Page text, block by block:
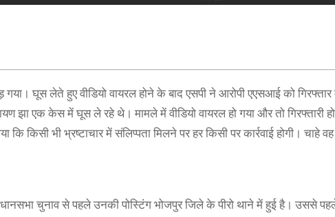
घूस लेते हुए वीडियो वायरल होने के बाद एसपी ने आरोपी एएसआई को गिरफ्तार
झा एक केस में घूस ले रहे थे। मामले में वीडियो वायरल हो गया और तो गिरफ्तारी
कि किसी भी भ्रष्टाचार में संलिप्पता मिलने पर हर किसी पर कार्रवाई होगी। चाहे
चुनाव से पहले उनकी पोस्टिंग भोजपुर जिले के पीरो थाने में हुई है। उससे